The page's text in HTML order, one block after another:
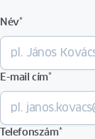
Név*
E-mail cím*
Telefonszám*